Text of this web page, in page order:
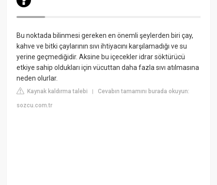
Bu noktada bilinmesi gereken en önemli şeylerden biri çay,
kahve ve bitki çaylarının sıvı ihtiyacını karşılamadığı ve su
yerine geçmediğidir. Aksine bu içecekler idrar söktürücü
etkiye sahip oldukları için vücuttan daha fazla sıvı atılmasına
neden olurlar.
Kaynak kaldırma talebi |Cevabın tamamını burada okuyun:
sozcu.com.tr